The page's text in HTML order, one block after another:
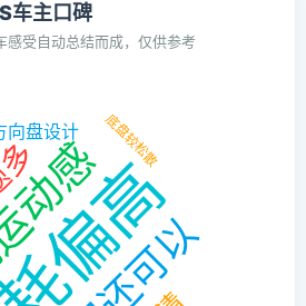
车主口碑
感受自动总结而成，仅供参考